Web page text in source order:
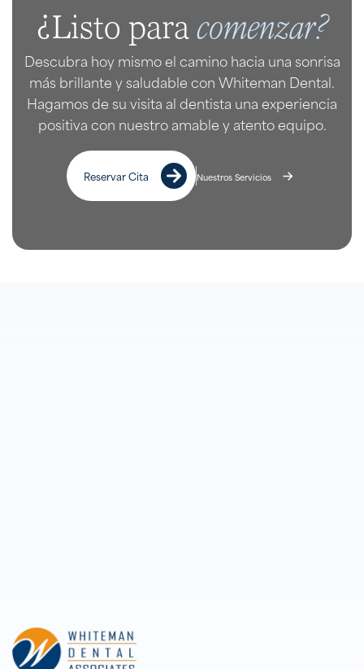
¿Listo paracomenzar?
Descubra hoy mismo el camino hacia una sonrisa
más brillante y saludable con Whiteman Dental.
Hagamos de su visita al dentista una experiencia
positiva con nuestro amable y atento equipo.
Reservar Cita Nuestros Servicios